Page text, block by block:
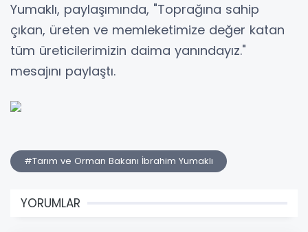
Yumaklı, paylaşımında, "Toprağına sahip
çıkan, üreten ve memleketimize değer katan
tüm üreticilerimizin daima yanındayız."
mesajını paylaştı.
#Tarım ve Orman Bakanı İbrahim Yumaklı
YORUMLAR